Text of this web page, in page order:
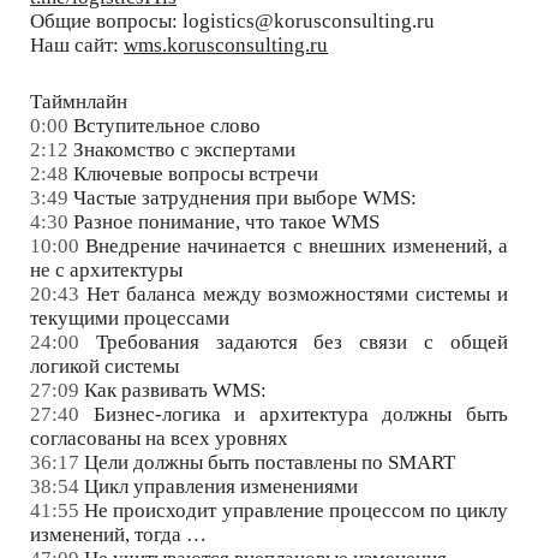
Общие вопросы: logistics@korusconsulting.ru
Наш сайт: wms.korusconsulting.ru
Таймнлайн
0:00 Вступительное слово
2:12 Знакомство с экспертами
2:48 Ключевые вопросы встречи
3:49 Частые затруднения при выборе WMS:
4:30 Разное понимание, что такое WMS
10:00 Внедрение начинается с внешних изменений, а
не с архитектуры
20:43 Нет баланса между возможностями системы и
текущими процессами
24:00 Требования задаются без связи с общей
логикой системы
27:09 Как развивать WMS:
27:40 Бизнес-логика и архитектура должны быть
согласованы на всех уровнях
36:17 Цели должны быть поставлены по SMART
38:54 Цикл управления изменениями
41:55 Не происходит управление процессом по циклу
изменений, тогда …